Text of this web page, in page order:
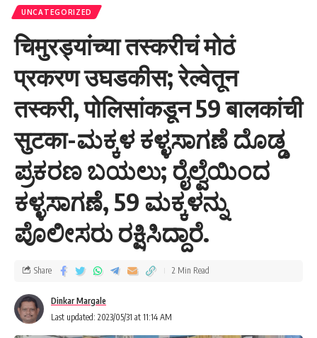
UNCATEGORIZED
चिमुरड्यांच्या तस्करीचं मोठं
प्रकरण उघडकीस; रेल्वेतून
तस्करी, पोलिसांकडून 59 बालकांची
सुटका-ಮಕ್ಕಳ ಕಳ್ಳಸಾಗಣೆ ದೊಡ್ಡ
ಪ್ರಕರಣ ಬಯಲು; ರೈಲ್ವೆಯಿಂದ
ಕಳ್ಳಸಾಗಣೆ, 59 ಮಕ್ಕಳನ್ನು
ಪೊಲೀಸರು ರಕ್ಷಿಸಿದ್ದಾರೆ.
Last updated: 2023/05/31 at 11:14 AM
Dinkar Margale
Share 2 Min Read